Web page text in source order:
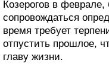
Козерогов в
сопровождаться
время требует
отпустить прошлое,
главу жизни.